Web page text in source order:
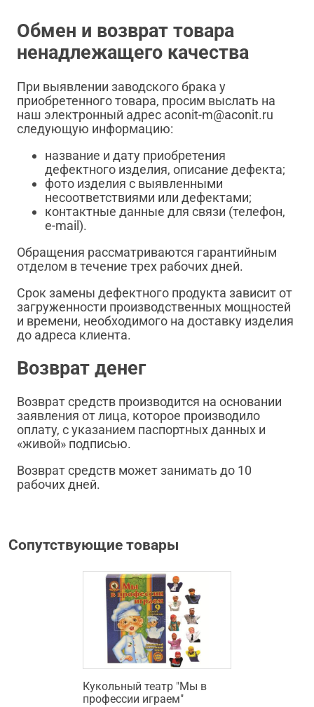
Обмен и возврат товара
ненадлежащего качества
При выявлении заводского брака у
приобретенного товара, просим выслать на
наш электронный адрес aconit-m@aconit.ru
следующую информацию:
название и дату приобретения
дефектного изделия, описание дефекта;
фото изделия с выявленными
несоответствиями или дефектами;
контактные данные для связи (телефон,
e-mail).
Обращения рассматриваются гарантийным
отделом в течение трех рабочих дней.
Срок замены дефектного продукта зависит от
загруженности производственных мощностей
и времени, необходимого на доставку изделия
до адреса клиента.
Возврат денег
Возврат средств производится на основании
заявления от лица, которое производило
оплату, с указанием паспортных данных и
«живой» подписью.
Возврат средств может занимать до 10
рабочих дней.
Сопутствующие товары
Кукольный театр "Мы в
профессии играем"